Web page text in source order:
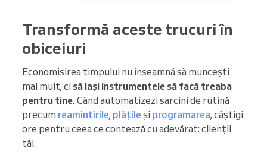
Transformă aceste trucuri în
obiceiuri
Economisirea timpului nu înseamnă să muncești
mai mult, ci să lași instrumentele să facă treaba
pentru tine.Când automatizezi sarcini de rutină
precum reamintirile, plățile și programarea, câștigi
ore pentru ceea ce contează cu adevărat: clienții
tăi.